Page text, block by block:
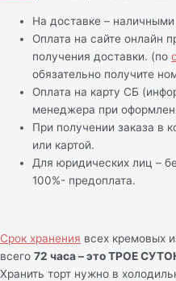
На доставке –
Оплата на сайте онлайн
получения доставки. (по
обязательно получите
Оплата на карту СБ
менеджера при
При получении заказа в
или картой.
Для юридических лиц –
100%- предоплата.
Срок хранения всех кремовых
всего 72 часа – это ТРОЕ
Хранить торт нужно в